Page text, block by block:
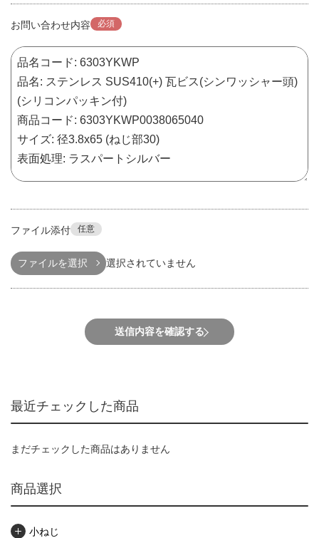
お問い合わせ内容 必須
ファイル添付 任意
ファイルを選択 選択されていません
送信内容を確認する
最近チェックした商品
まだチェックした商品はありません
商品選択
小ねじ